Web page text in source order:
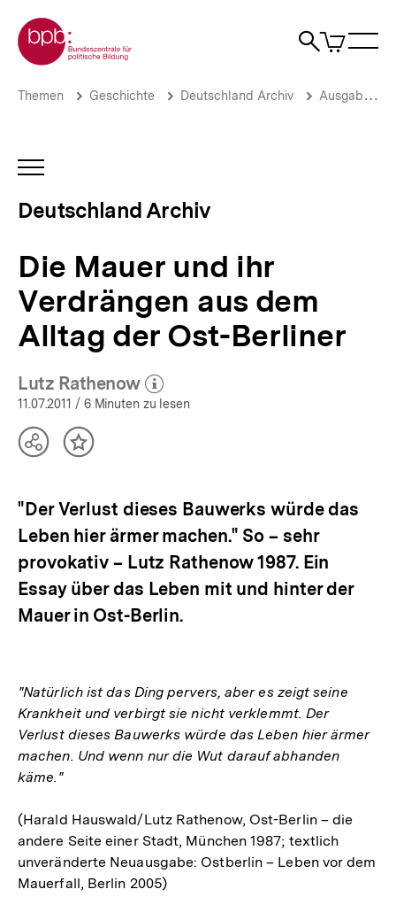
zum
Seiteninhalt
springen
Zur Startseite der bpb
Suche
Artikel
im
Die
Verdrängen
aus
Alltag
Berliner
Deutschland
Archiv
Brotkrümelnavigation
Pfadnavigation
Themen Geschichte Deutschland Archiv Ausgaben vor 2013
INHALTSNAVIGATION
Deutschland Archiv
Die Mauer und ihr
Verdrängen aus dem
Alltag der Ost-Berliner
Lutz Rathenow
(Mehr zum Autor)
öffnen
11.07.2011 / 6 Minuten zu lesen
TeilenInhalt
"Der Verlust dieses Bauwerks würde das
Leben hier ärmer machen." So – sehr
provokativ – Lutz Rathenow 1987. Ein
Essay über das Leben mit und hinter der
Mauer in Ost-Berlin.
"Natürlich ist das Ding pervers, aber es zeigt seine
Krankheit und verbirgt sie nicht verklemmt. Der
Verlust dieses Bauwerks würde das Leben hier ärmer
machen. Und wenn nur die Wut darauf abhanden
käme."
(Harald Hauswald/Lutz Rathenow, Ost-Berlin – die
andere Seite einer Stadt, München 1987; textlich
unveränderte Neuausgabe: Ostberlin – Leben vor dem
Mauerfall, Berlin 2005)